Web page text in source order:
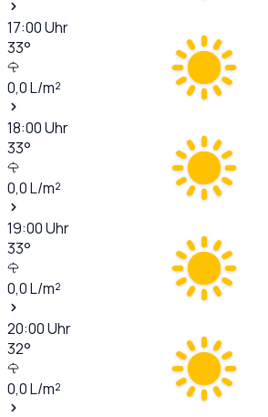
17:00Uhr
33°
0,0L/m²
18:00Uhr
33°
0,0L/m²
19:00Uhr
33°
0,0L/m²
20:00Uhr
32°
0,0L/m²